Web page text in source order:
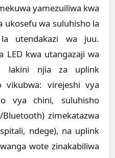
yamezuiliwa kwa
wa suluhisho la
utendakazi wa juu.
LED kwa utangazaji wa
lakini njia za uplink
vikubwa: virejeshi vya
vya chini, suluhisho
Bluetooth) zimekatazwa
ndege), na uplink
wote zinakabiliwa